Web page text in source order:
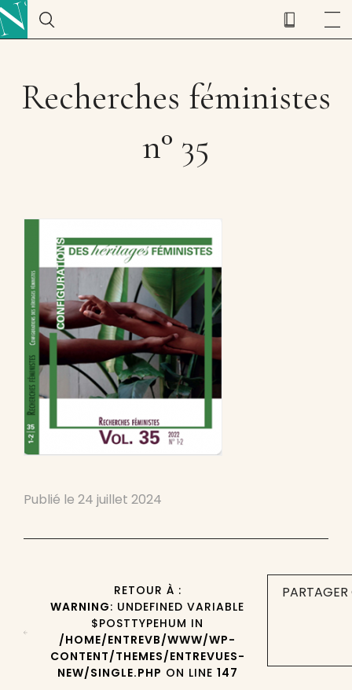
Recherches féministes
n° 35
Publié le 24 juillet 2024
RETOUR À :
WARNING: UNDEFINED VARIABLE
$POSTTYPEHUM IN
/HOME/ENTREVB/WWW/WP-
CONTENT/THEMES/ENTREVUES-
NEW/SINGLE.PHP ON LINE 147